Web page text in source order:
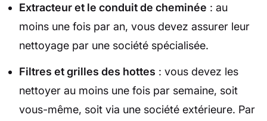
Extracteur et le conduit de cheminée : au
moins une fois par an, vous devez assurer leur
nettoyage par une société spécialisée.
Filtres et grilles des hottes : vous devez les
nettoyer au moins une fois par semaine, soit
vous-même, soit via une société extérieure. Par